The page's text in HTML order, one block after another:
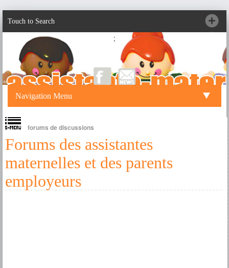
Touch to Search
;
Navigation Menu
forums de discussions
Forums des assistantes
maternelles et des parents
employeurs